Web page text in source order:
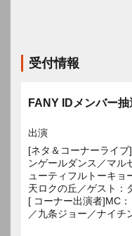
受付情報
FANY IDメンバー
出演
[ネタ＆コーナーライ
ンゲールダンス／マル
ューティフルトーキョ
天ロクの丘／ゲスト：
[ コーナー出演者]MC
／九条ジョー／ナイチ